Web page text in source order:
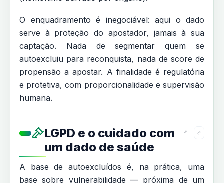
O enquadramento é inegociável: aqui o dado
serve à proteção do apostador, jamais à sua
captação. Nada de segmentar quem se
autoexcluiu para reconquista, nada de score de
propensão a apostar. A finalidade é regulatória
e protetiva, com proporcionalidade e supervisão
humana.
LGPD e o cuidado com
um dado de saúde
A base de autoexcluídos é, na prática, uma
base sobre vulnerabilidade — próxima de um